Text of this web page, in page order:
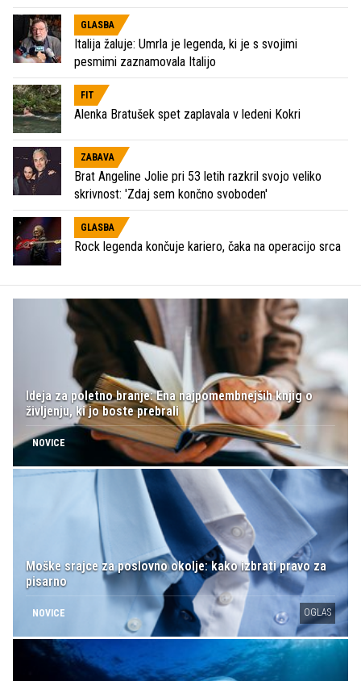
GLASBA
Italija žaluje: Umrla je legenda, ki je s svojimi
pesmimi zaznamovala Italijo
FIT
Alenka Bratušek spet zaplavala v ledeni Kokri
ZABAVA
Brat Angeline Jolie pri 53 letih razkril svojo veliko
skrivnost: 'Zdaj sem končno svoboden'
GLASBA
Rock legenda končuje kariero, čaka na operacijo srca
Ideja za poletno branje: Ena najpomembnejših knjig o
življenju, ki jo boste prebrali
NOVICE
Moške srajce za poslovno okolje: kako izbrati pravo za
pisarno
NOVICE OGLAS